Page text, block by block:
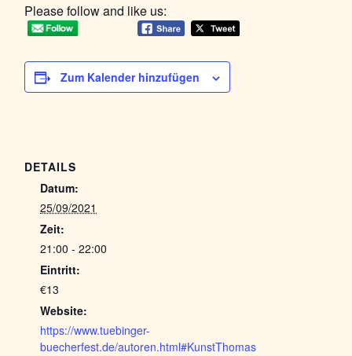
Please follow and like us:
Zum Kalender hinzufügen
DETAILS
Datum:
25/09/2021
Zeit:
21:00 - 22:00
Eintritt:
€13
Website:
https://www.tuebinger-
buecherfest.de/autoren.html#KunstThomas